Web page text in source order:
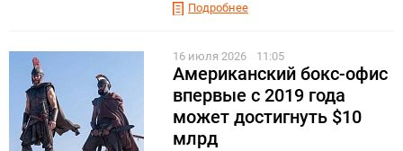
Подробнее
16 июля 2026 11:05
Американский бокс-офис
впервые с 2019 года
может достигнуть $10
млрд